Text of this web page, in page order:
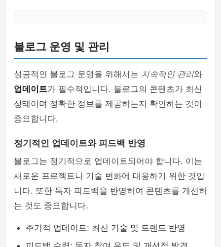
블로그 운영 및 관리
성공적인 블로그 운영을 위해서는 지속적인 관리와
업데이트가 필수적입니다. 블로그의 콘텐츠가 최신
상태이며 정확한 정보를 제공하는지 확인하는 것이
중요합니다.
정기적인 업데이트와 피드백 반영
블로그는 정기적으로 업데이트되어야 합니다. 이는
새로운 프로젝트나 기술 변화에 대응하기 위한 것입
니다. 또한 독자 피드백을 반영하여 콘텐츠를 개선하
는 것도 중요합니다.
주기적 업데이트: 최신 기술 및 트렌드 반영